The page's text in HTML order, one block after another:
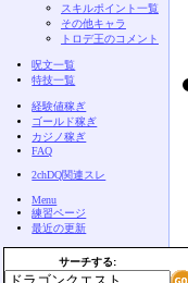
スキルポイント一覧
その他キャラ
トロデ王のコメント
呪文一覧
特技一覧
経験値稼ぎ
ゴールド稼ぎ
カジノ稼ぎ
FAQ
2chDQ関連スレ
Menu
練習ページ
最近の更新
サーチする: